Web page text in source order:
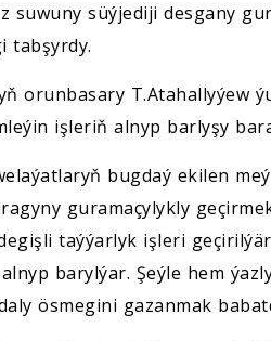
suwuny süýjediji desgany
tabşyrdy.
orunbasary T.Atahallyýew
işleriň alnyp barlyşy
bugdaý ekilen
guramaçylykly
taýýarlyk işleri
barylýar. Şeýle hem
ösmegini gazanmak